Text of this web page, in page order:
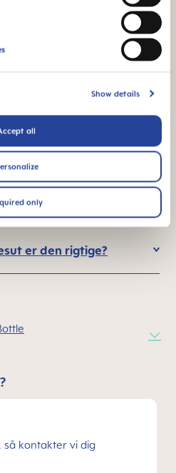
Show details
all
only
MAM flaskesutter?
af mad i flasken:
er den rigtige?
så kontakter vi dig